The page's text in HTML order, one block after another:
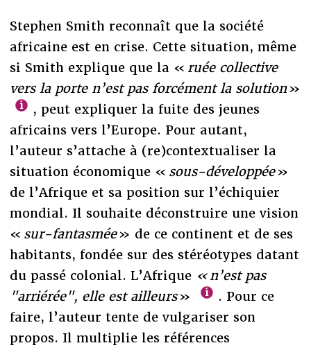
Stephen Smith reconnaît que la société
africaine est en crise. Cette situation, même
si Smith explique que la « ruée collective
vers la porte n’est pas forcément la solution»
, peut expliquer la fuite des jeunes
africains vers l’Europe. Pour autant,
l’auteur s’attache à (re)contextualiser la
situation économique « sous-développée»
de l’Afrique et sa position sur l’échiquier
mondial. Il souhaite déconstruire une vision
« sur-fantasmée» de ce continent et de ses
habitants, fondée sur des stéréotypes datant
du passé colonial. L’Afrique « n’est pas
"arriérée", elle est ailleurs»
. Pour ce
faire, l’auteur tente de vulgariser son
propos. Il multiplie les références